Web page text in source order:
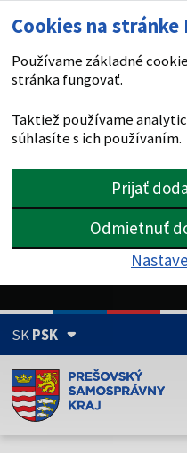
Cookies na stránke
Používame základné
stránka fungovať.
Taktiež používame
súhlasíte s ich používaním.
Prijať
Odmietnuť
SKPSK
Doména psk.sk je oficiálna
Toto je oficiálna webová